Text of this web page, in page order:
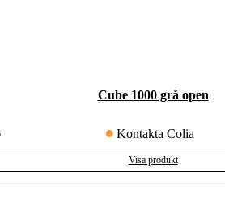
Cube 1000 grå open
Kontakta Colia
Visa produkt